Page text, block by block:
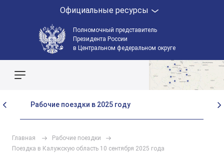
Полномочный представитель
Президента России
в Центральном федеральном округе
Официальные ресурсы
Рабочие поездки в 2025 году
Главная
Рабочие поездки
Поездка в Калужскую область 10 сентября 2025 года